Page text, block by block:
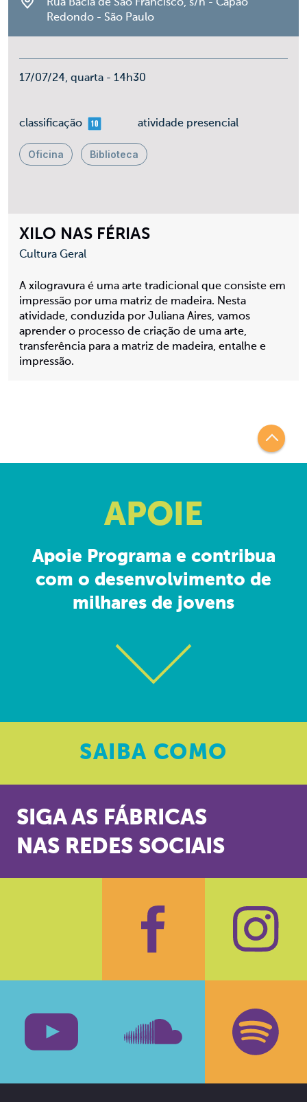
XILO NAS FÉRIAS
Cultura Geral
A xilogravura é uma arte tradicional que consiste em
impressão por uma matriz de madeira. Nesta
atividade, conduzida por Juliana Aires, vamos
aprender o processo de criação de uma arte,
transferência para a matriz de madeira, entalhe e
impressão.
Rua Bacia de São Francisco, s/n - Capão
Redondo - São Paulo
17/07/24, quarta - 14h30
classificaçãomais 10 atividade presencial
Oficina Biblioteca
APOIE
Apoie Programa e contribua
com o desenvolvimento de
milhares de jovens
SAIBA COMO
SIGA AS FÁBRICAS
NAS REDES SOCIAIS
Facebook